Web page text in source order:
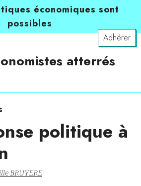
économiques sont
possibles
Adhérer
atterrés
politique à
BRUYERE